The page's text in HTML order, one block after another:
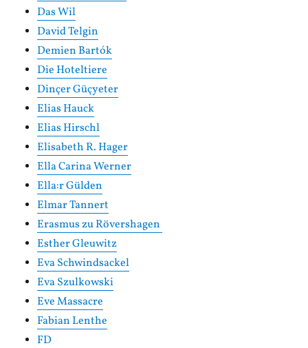
Das Wil
David Telgin
Demien Bartók
Die Hoteltiere
Dinçer Güçyeter
Elias Hauck
Elias Hirschl
Elisabeth R. Hager
Ella Carina Werner
Ella:r Gülden
Elmar Tannert
Erasmus zu Rövershagen
Esther Gleuwitz
Eva Schwindsackel
Eva Szulkowski
Eve Massacre
Fabian Lenthe
FD